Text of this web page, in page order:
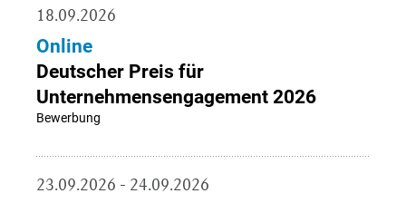
18.09.2026
Online
Deutscher Preis für
Unternehmensengagement 2026
Bewerbung
23.09.2026 - 24.09.2026